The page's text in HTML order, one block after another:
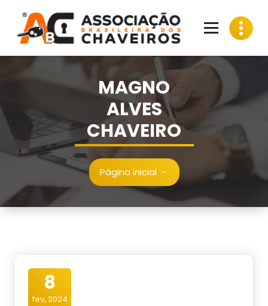
conteúdo
MAGNO
ALVES
CHAVEIRO
Página inicial-
8
fev, 2024